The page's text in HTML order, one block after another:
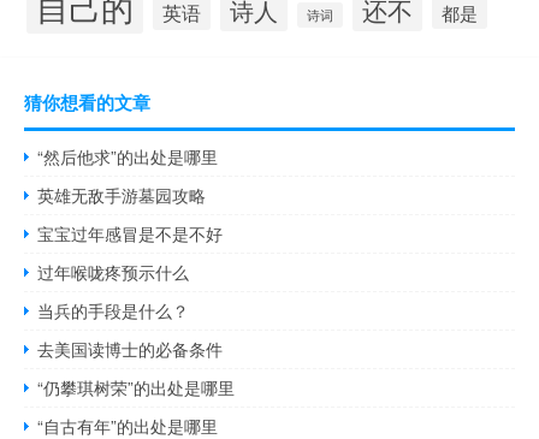
英语 诗人 诗词 还不 都是
猜你想看的文章
“然后他求”的出处是哪里
英雄无敌手游墓园攻略
宝宝过年感冒是不是不好
过年喉咙疼预示什么
当兵的手段是什么？
去美国读博士的必备条件
“仍攀琪树荣”的出处是哪里
“自古有年”的出处是哪里